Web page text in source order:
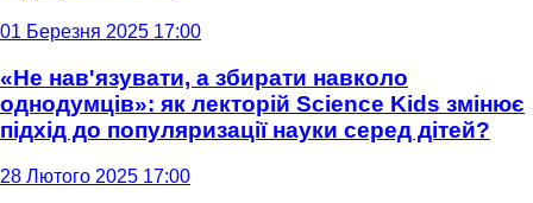
01 Березня 2025 17:00
«Не нав'язувати, а збирати навколо
однодумців»: як лекторій Science Kids змінює
підхід до популяризації науки серед дітей?
28 Лютого 2025 17:00